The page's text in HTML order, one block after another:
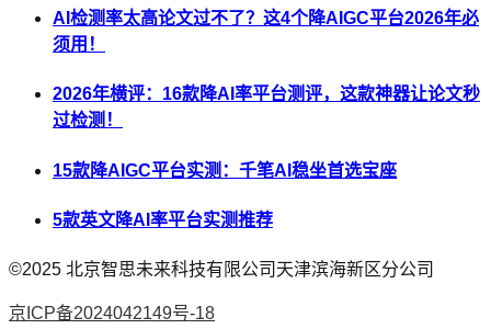
AI检测率太高论文过不了？这4个降AIGC平台2026年必
须用！
2026年横评：16款降AI率平台测评，这款神器让论文秒
过检测！
15款降AIGC平台实测：千笔AI稳坐首选宝座
5款英文降AI率平台实测推荐
©2025 北京智思未来科技有限公司天津滨海新区分公司
京ICP备2024042149号-18